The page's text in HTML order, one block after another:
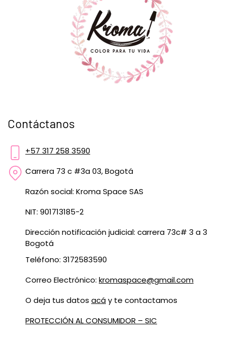
Contáctanos
+57 317 258 3590
Carrera 73 c #3a 03, Bogotá
Razón social: Kroma Space SAS
NIT: 901713185-2
Dirección notificación judicial: carrera 73c# 3 a 3
Bogotá
Teléfono: 3172583590
Correo Electrónico: kromaspace@gmail.com
O deja tus datos acáy te contactamos
PROTECCIÓN AL CONSUMIDOR – SIC